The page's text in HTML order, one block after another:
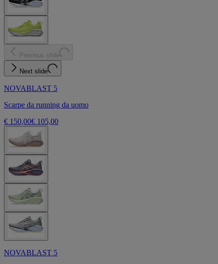
Previous slide
Next slide
NOVABLAST 5
Scarpe da running da uomo
€ 150,00€ 105,00
NOVABLAST 5